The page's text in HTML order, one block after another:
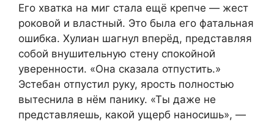
Его хватка на миг стала ещё крепче — жест
роковой и властный. Это была его фатальная
ошибка. Хулиан шагнул вперёд, представляя
собой внушительную стену спокойной
уверенности. «Она сказала отпустить.»
Эстебан отпустил руку, ярость полностью
вытеснила в нём панику. «Ты даже не
представляешь, какой ущерб наносишь», —